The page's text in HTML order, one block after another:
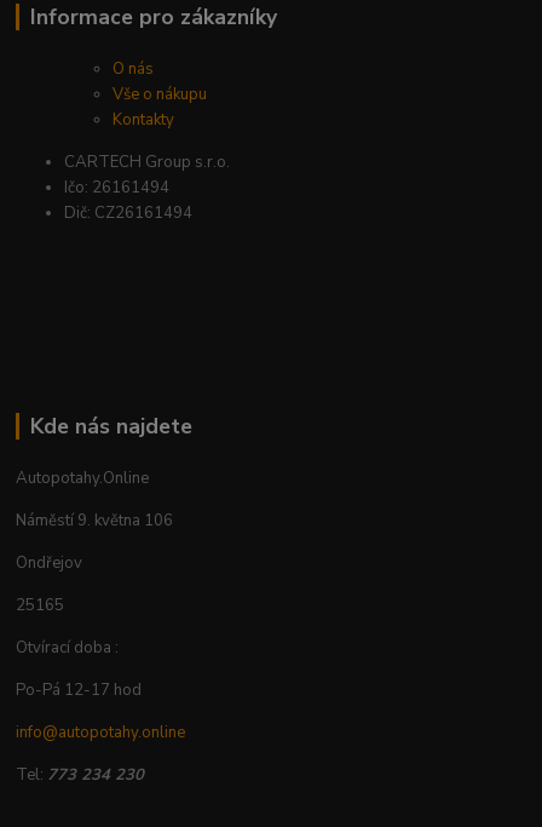
Informace pro zákazníky
O nás
Vše o nákupu
Kontakty
CARTECH Group s.r.o.
Ičo: 26161494
Dič: CZ26161494
Kde nás najdete
Autopotahy.Online
Náměstí 9. května 106
Ondřejov
25165
Otvírací doba :
Po-Pá 12-17 hod
info@autopotahy.online
Tel: 773 234 230